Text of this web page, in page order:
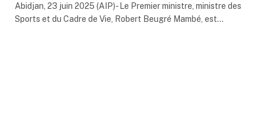
Abidjan, 23 juin 2025 (AIP)- Le Premier ministre, ministre des
Sports et du Cadre de Vie, Robert Beugré Mambé, est…